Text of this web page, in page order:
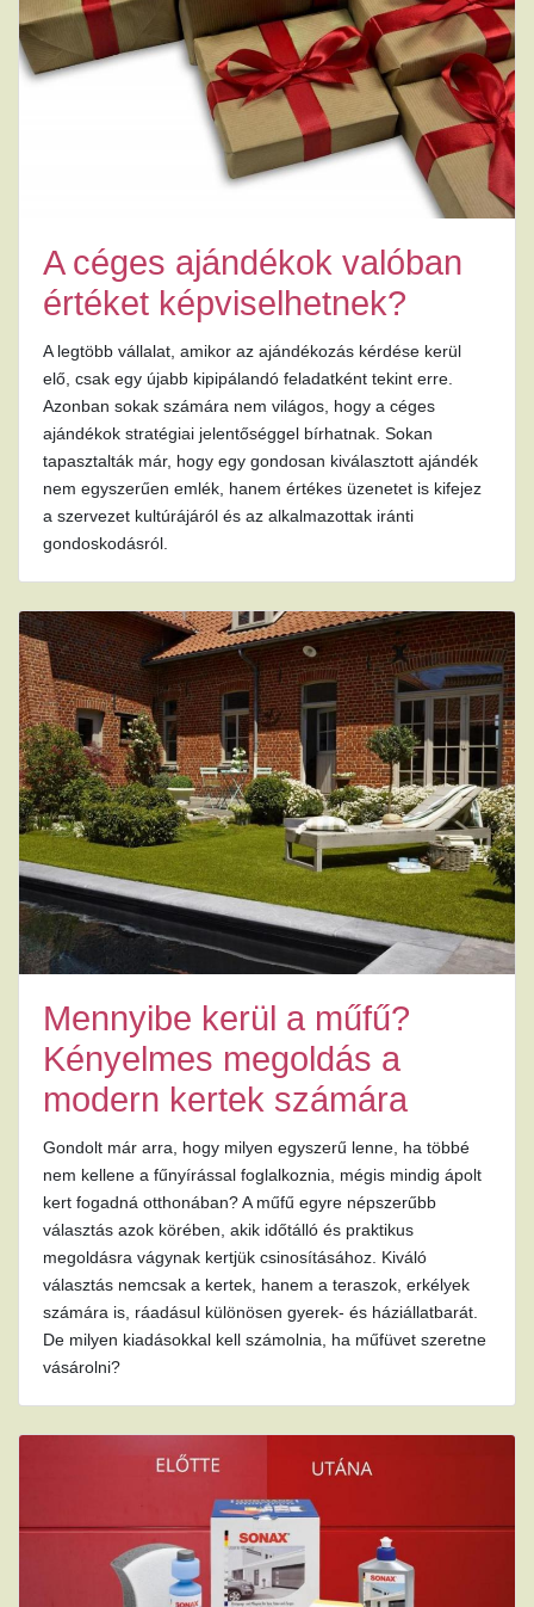
A céges ajándékok valóban
értéket képviselhetnek?
A legtöbb vállalat, amikor az ajándékozás kérdése kerül
elő, csak egy újabb kipipálandó feladatként tekint erre.
Azonban sokak számára nem világos, hogy a céges
ajándékok stratégiai jelentőséggel bírhatnak. Sokan
tapasztalták már, hogy egy gondosan kiválasztott ajándék
nem egyszerűen emlék, hanem értékes üzenetet is kifejez
a szervezet kultúrájáról és az alkalmazottak iránti
gondoskodásról.
Mennyibe kerül a műfű?
Kényelmes megoldás a
modern kertek számára
Gondolt már arra, hogy milyen egyszerű lenne, ha többé
nem kellene a fűnyírással foglalkoznia, mégis mindig ápolt
kert fogadná otthonában? A műfű egyre népszerűbb
választás azok körében, akik időtálló és praktikus
megoldásra vágynak kertjük csinosításához. Kiváló
választás nemcsak a kertek, hanem a teraszok, erkélyek
számára is, ráadásul különösen gyerek- és háziállatbarát.
De milyen kiadásokkal kell számolnia, ha műfüvet szeretne
vásárolni?